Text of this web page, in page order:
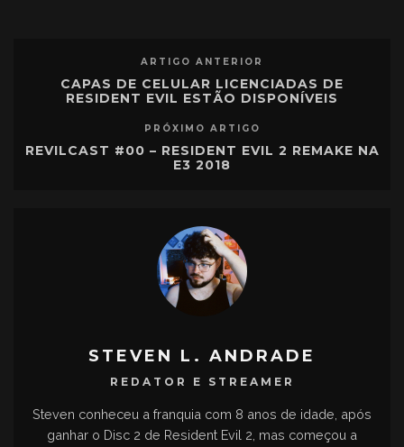
ARTIGO ANTERIOR
CAPAS DE CELULAR LICENCIADAS DE
RESIDENT EVIL ESTÃO DISPONÍVEIS
PRÓXIMO ARTIGO
REVILCAST #00 – RESIDENT EVIL 2 REMAKE NA
E3 2018
STEVEN L. ANDRADE
REDATOR E STREAMER
Steven conheceu a franquia com 8 anos de idade, após
ganhar o Disc 2 de Resident Evil 2, mas começou a